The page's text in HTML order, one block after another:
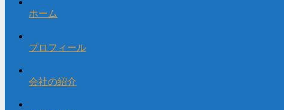
ホーム
プロフィール
会社の紹介